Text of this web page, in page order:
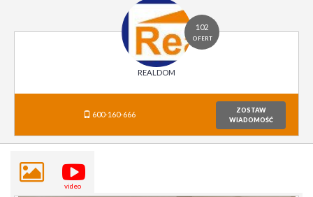
102
OFERT
REALDOM
600-160-666
ZOSTAW
WIADOMOŚĆ